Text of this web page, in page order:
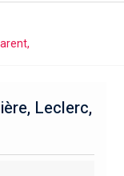
Leclerc,